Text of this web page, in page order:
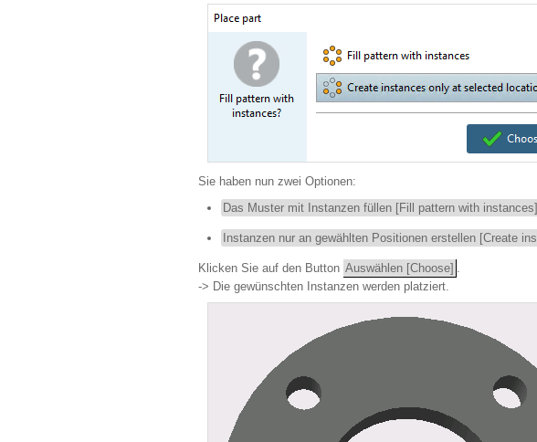
Sie haben nun zwei Optionen:
Das Muster mit Instanzen füllen [Fill pattern with instances]
Instanzen nur an gewählten Positionen erstellen [Create
Klicken Sie auf den Button Auswählen [Choose] .
-> Die gewünschten Instanzen werden platziert.